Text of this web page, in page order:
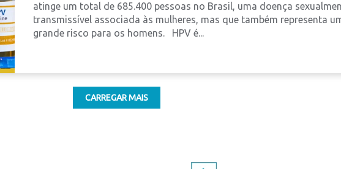
atinge um total de 685.400 pessoas no Brasil, uma doença
transmissível associada às mulheres, mas que também representa
grande risco para os homens. HPV é...
CARREGAR MAIS